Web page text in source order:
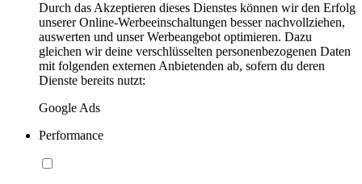
Durch das Akzeptieren dieses Dienstes können wir den Erfolg
unserer Online-Werbeeinschaltungen besser nachvollziehen,
auswerten und unser Werbeangebot optimieren. Dazu
gleichen wir deine verschlüsselten personenbezogenen Daten
mit folgenden externen Anbietenden ab, sofern du deren
Dienste bereits nutzt:
Google Ads
Performance